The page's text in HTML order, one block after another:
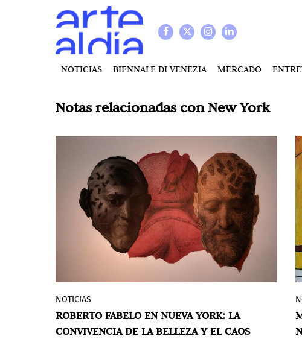
NOTICIAS BIENNALE DI VENEZIA MERCADO
Notas relacionadas con New York
El Instituto Cervantes en Nueva York
presenta la exposiciónFabelo. Estados
críticos, una selección de 13 obras del
NOTICIAS
ROBERTO FABELO EN NUEVA YORK: LA
CONVIVENCIA DE LA BELLEZA Y EL CAOS